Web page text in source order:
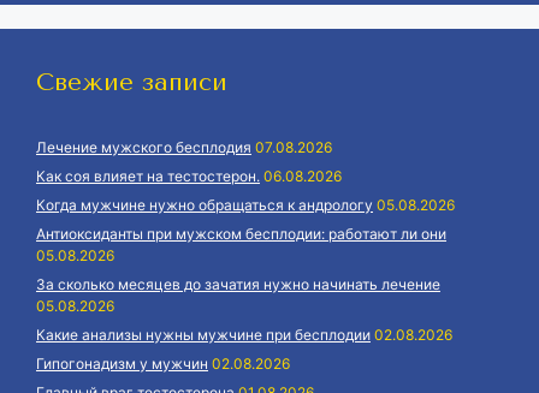
Свежие записи
Лечение мужского бесплодия 07.08.2026
Как соя влияет на тестостерон. 06.08.2026
Когда мужчине нужно обращаться к андрологу 05.08.2026
Антиоксиданты при мужском бесплодии: работают ли они
05.08.2026
За сколько месяцев до зачатия нужно начинать лечение
05.08.2026
Какие анализы нужны мужчине при бесплодии 02.08.2026
Гипогонадизм у мужчин 02.08.2026